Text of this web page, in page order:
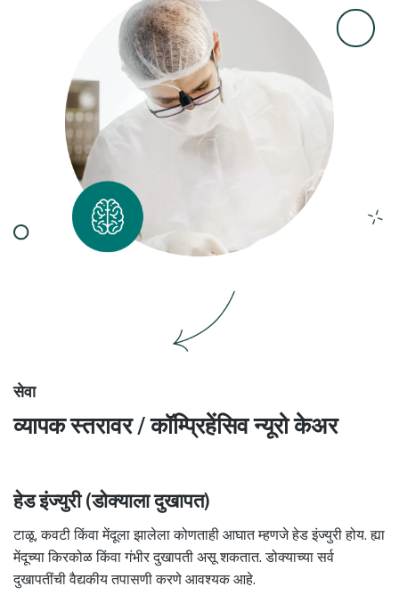
सेवा
व्यापक स्तरावर / कॉम्प्रिहेंसिव न्यूरो केअर
हेड इंज्युरी (डोक्याला दुखापत)
टाळू, कवटी किंवा मेंदूला झालेला कोणताही आघात म्हणजे हेड इंज्युरी होय. ह्या
मेंदूच्या किरकोळ किंवा गंभीर दुखापती असू शकतात. डोक्याच्या सर्व
दुखापतींची वैद्यकीय तपासणी करणे आवश्यक आहे.